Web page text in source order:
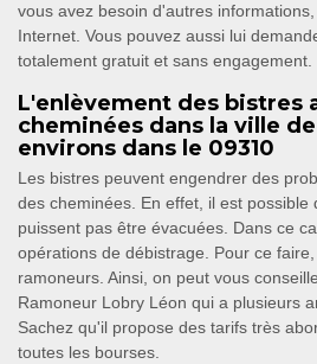
vous avez besoin d'autres
Internet. Vous pouvez aussi lui
totalement gratuit et sans engagement.
L'enlèvement des bistres
cheminées dans la ville
environs dans le 09310
Les bistres peuvent engendrer des
des cheminées. En effet, il est possible
puissent pas être évacuées. Dans ce
opérations de débistrage. Pour ce
ramoneurs. Ainsi, on peut vous
Ramoneur Lobry Léon qui a plusieurs
Sachez qu'il propose des tarifs très
toutes les bourses.